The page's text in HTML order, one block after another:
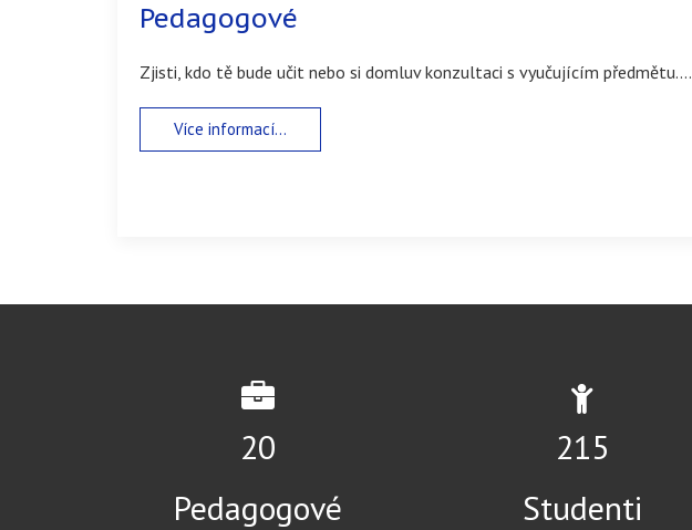
Pedagogové
Zjisti, kdo tě bude učit nebo si domluv konzultaci s vyučujícím předmětu....
Více informací...
31
Pedagogové
326
Studenti